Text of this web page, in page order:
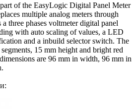
of the EasyLogic Digital Panel Meter
multiple analog meters through
three phases voltmeter digital panel
with auto scaling of values, a LED
and a inbuild selector switch. The
15 mm height and bright red
are 96 mm in width, 96 mm in